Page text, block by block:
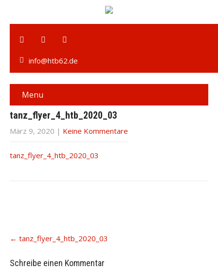
info@htb62.de
Menu
tanz_flyer_4_htb_2020_03
März 9, 2020 | Keine Kommentare
tanz_flyer_4_htb_2020_03
navigation
← tanz_flyer_4_htb_2020_03
Schreibe einen Kommentar